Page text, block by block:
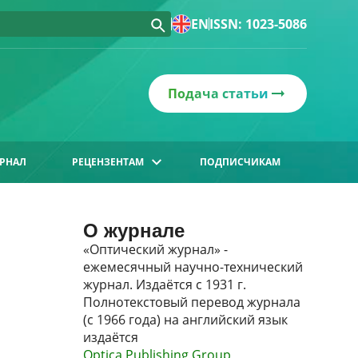
ENISSN: 1023-5086
Подача статьи
РЕЦЕНЗЕНТАМ ПОДПИСЧИКАМ
О журнале
«Оптический журнал» -
ежемесячный научно-технический
журнал. Издаётся с 1931 г.
Полнотекстовый перевод журнала
(с 1966 года) на английский язык
издаётся